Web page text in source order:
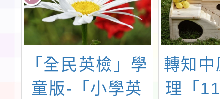
「全民英檢」學
童版-「小學英
轉知
理「